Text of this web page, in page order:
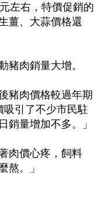
左右，特價促銷的
薑、大蒜價格還
豬肉銷量大增。
豬肉價格較過年期
吸引了不少市民駐
銷量增加不多。」
肉價心疼，飼料
熬。」